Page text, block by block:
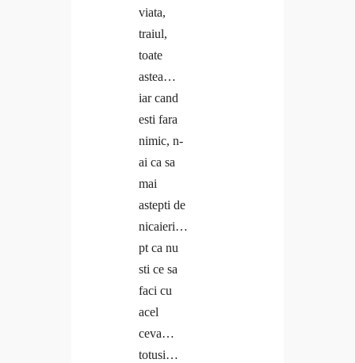
viata,
traiul,
toate
astea…
iar cand
esti fara
nimic, n-
ai ca sa
mai
astepti de
nicaieri…
pt ca nu
sti ce sa
faci cu
acel
ceva…
totusi…